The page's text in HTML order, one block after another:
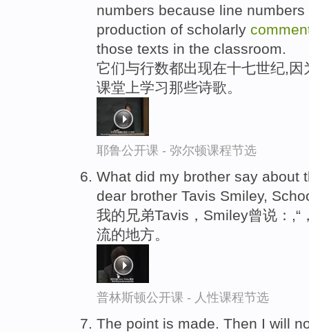
numbers because line
production of scholarly
those texts in the classroom.
它们与行数都出现在十七世纪,
课堂上学习那些诗歌。
耶鲁公开课 - 弥尔顿课程节选
What did my brother say about
dear brother Tavis Smiley,
我的兄弟Tavis，Smiley曾说：
流的地方。
普林斯顿公开课 - 人性课程节选
The point is made. Then I will